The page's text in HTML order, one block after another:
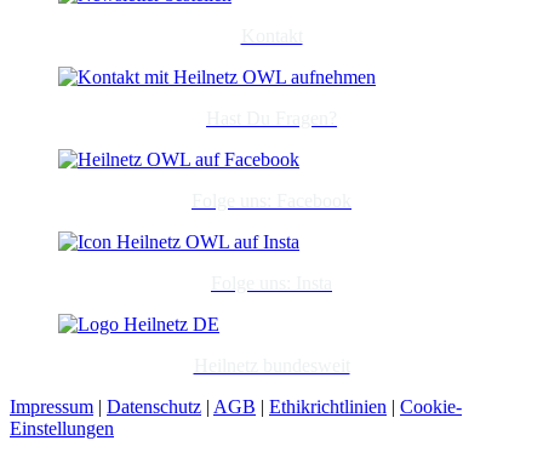
Impressum | Datenschutz | AGB | Ethikrichtlinien | Cookie-
Einstellungen